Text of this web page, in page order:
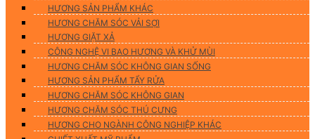
HƯƠNG SẢN PHẨM KHÁC
HƯƠNG CHĂM SÓC VẢI SỢI
HƯƠNG GIẶT XẢ
CÔNG NGHỆ VI BAO HƯƠNG VÀ KHỬ MÙI
HƯƠNG CHĂM SÓC KHÔNG GIAN SỐNG
HƯƠNG SẢN PHẨM TẨY RỬA
HƯƠNG CHĂM SÓC KHÔNG GIAN
HƯƠNG CHĂM SÓC THÚ CƯNG
HƯƠNG CHO NGÀNH CÔNG NGHIỆP KHÁC